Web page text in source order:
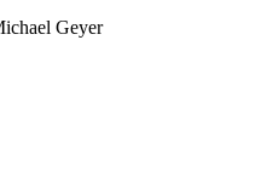
Geyer